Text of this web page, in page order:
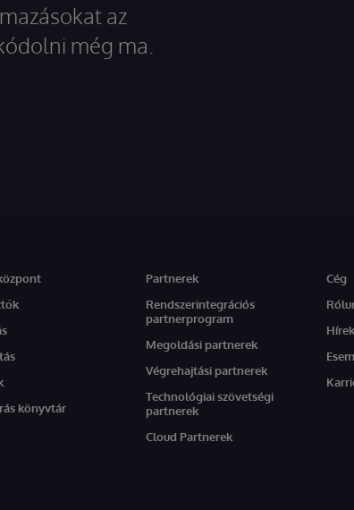
az
még ma.
könyvtár
Partnerek
Rendszerintegrációs
partnerprogram
Megoldási partnerek
Végrehajtási partnerek
Technológiai szövetségi
partnerek
Cloud Partnerek
Cég
Hírek